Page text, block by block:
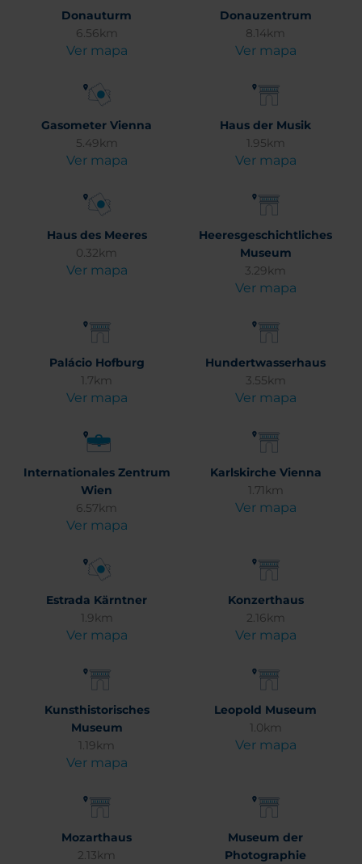
Donauturm
6.56km
Ver mapa
Donauzentrum
8.14km
Ver mapa
Gasometer Vienna
5.49km
Ver mapa
Haus der Musik
1.95km
Ver mapa
Haus des Meeres
0.32km
Ver mapa
Heeresgeschichtliches
Museum
3.29km
Ver mapa
Palácio Hofburg
1.7km
Ver mapa
Hundertwasserhaus
3.55km
Ver mapa
Internationales Zentrum
Wien
6.57km
Ver mapa
Karlskirche Vienna
1.71km
Ver mapa
Estrada Kärntner
1.9km
Ver mapa
Konzerthaus
2.16km
Ver mapa
Kunsthistorisches
Museum
1.19km
Ver mapa
Leopold Museum
1.0km
Ver mapa
Mozarthaus
2.13km
Museum der
Photographie